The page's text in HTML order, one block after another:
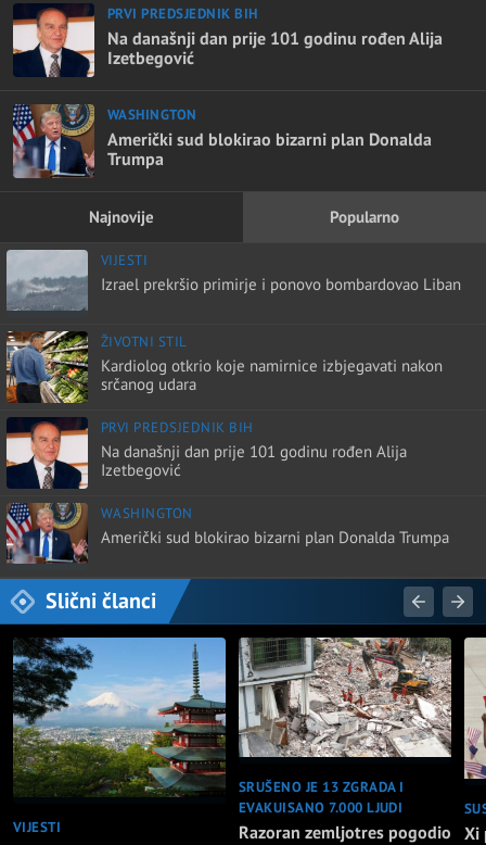
PRVI PREDSJEDNIK BIH
Na današnji dan prije 101 godinu rođen Alija
Izetbegović
WASHINGTON
Američki sud blokirao bizarni plan Donalda
Trumpa
Najnovije Popularno
VIJESTI
Izrael prekršio primirje i ponovo bombardovao Liban
ŽIVOTNI STIL
Kardiolog otkrio koje namirnice izbjegavati nakon
srčanog udara
PRVI PREDSJEDNIK BIH
Na današnji dan prije 101 godinu rođen Alija
Izetbegović
WASHINGTON
Američki sud blokirao bizarni plan Donalda Trumpa
Slični članci
VIJESTI
SRUŠENO JE 13 ZGRADA I
EVAKUISANO 7.000 LJUDI
Razoran zemljotres pogodio
Xi